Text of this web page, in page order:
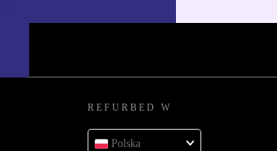
REFURBED W
Polska